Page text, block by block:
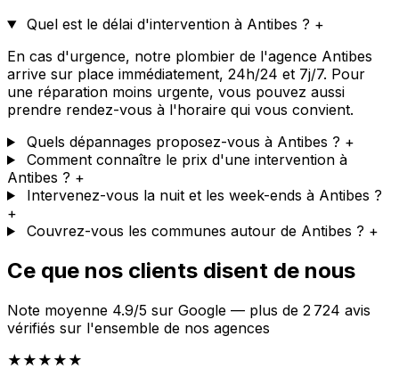
Quel est le délai d'intervention à Antibes ? +
En cas d'urgence, notre plombier de l'agence Antibes
arrive sur place immédiatement, 24h/24 et 7j/7. Pour
une réparation moins urgente, vous pouvez aussi
prendre rendez-vous à l'horaire qui vous convient.
Quels dépannages proposez-vous à Antibes ? +
Comment connaître le prix d'une intervention à
Antibes ? +
Intervenez-vous la nuit et les week-ends à Antibes ?
+
Couvrez-vous les communes autour de Antibes ? +
Ce que nos clients disent de nous
Note moyenne 4.9/5 sur Google — plus de 2 724 avis
vérifiés sur l'ensemble de nos agences
★★★★★